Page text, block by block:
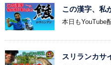
この漢字、私
本日もYouTube
スリランカサ